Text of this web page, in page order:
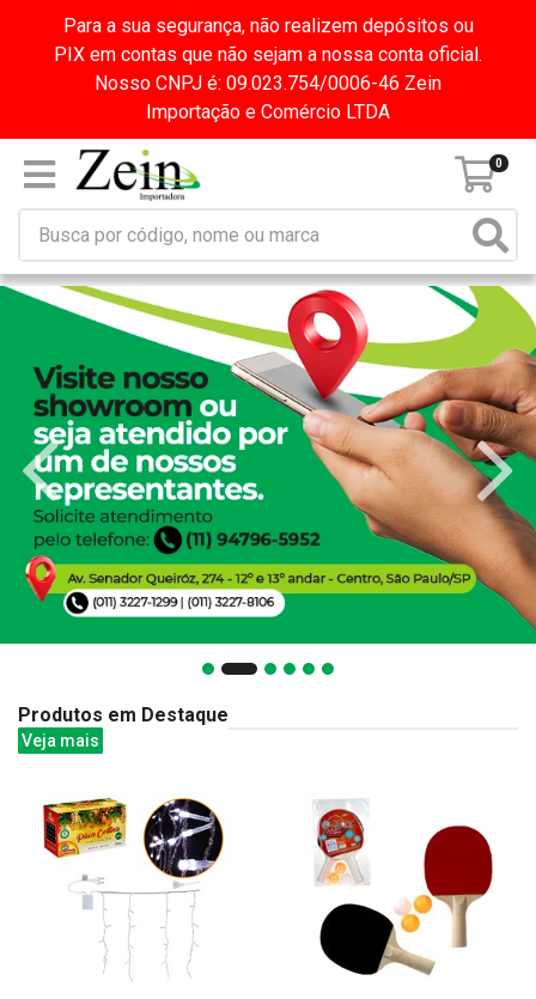
Para a sua segurança, não realizem depósitos ou
PIX em contas que não sejam a nossa conta oficial.
Nosso CNPJ é: 09.023.754/0006-46 Zein
Importação e Comércio LTDA
0
Produtos em Destaque
Veja mais